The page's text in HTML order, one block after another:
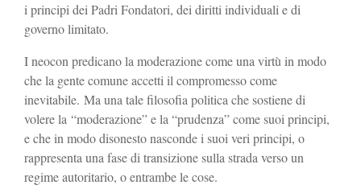
i principi dei Padri Fondatori, dei diritti individuali e di
governo limitato.
I neocon predicano la moderazione come una virtù in modo
che la gente comune accetti il compromesso come
inevitabile. Ma una tale filosofia politica che sostiene di
volere la “moderazione” e la “prudenza” come suoi principi,
e che in modo disonesto nasconde i suoi veri principi, o
rappresenta una fase di transizione sulla strada verso un
regime autoritario, o entrambe le cose.